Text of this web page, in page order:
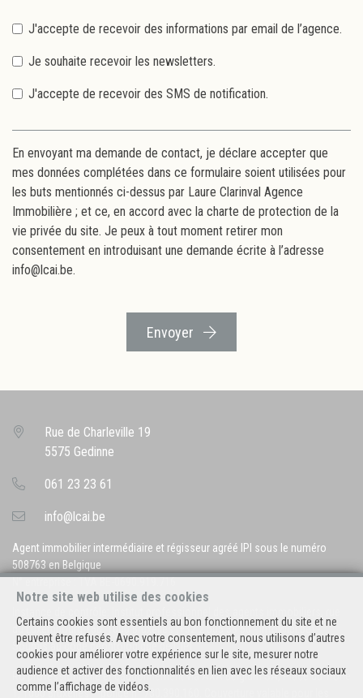
J'accepte de recevoir des informations par email de l’agence.
Je souhaite recevoir les newsletters.
J'accepte de recevoir des SMS de notification.
En envoyant ma demande de contact, je déclare accepter que
mes données complétées dans ce formulaire soient utilisées pour
les buts mentionnés ci-dessus par Laure Clarinval Agence
Immobilière ; et ce, en accord avec la charte de protection de la
vie privée du site. Je peux à tout moment retirer mon
consentement en introduisant une demande écrite à l’adresse
info@lcai.be.
Envoyer
Notre site web utilise des cookies
Certains cookies sont essentiels au bon fonctionnement du site et ne
peuvent être refusés. Avec votre consentement, nous utilisons d’autres
cookies pour améliorer votre expérience sur le site, mesurer notre
audience et activer des fonctionnalités en lien avec les réseaux sociaux
comme l’affichage de vidéos.
Rue de Charleville 19
5575 Gedinne
061 23 23 61
info@lcai.be
Agent immobilier intermédiaire et régisseur agréé IPI sous le numéro
508763 en Belgique
du Luxembourg 16B, 1000 Bruxelles (+32 2 505 38 50 - info@ipi.be) -
Soumis aucode déontologique de l’ IPI
RC professionnelle et cautionnement via AXA Belgium SA, Place du Trône
1, 1000 Bruxelles – police n° 730.390.160. Couverture valable pour les